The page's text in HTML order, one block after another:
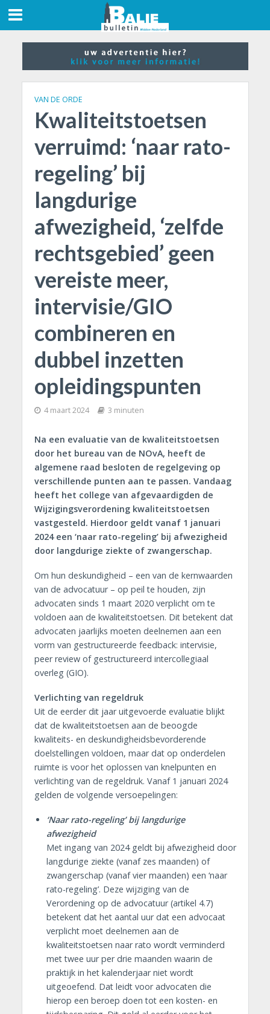
VAN DE ORDE
Kwaliteitstoetsen
verruimd: ‘naar rato-
regeling’ bij
langdurige
afwezigheid, ‘zelfde
rechtsgebied’ geen
vereiste meer,
intervisie/GIO
combineren en
dubbel inzetten
opleidingspunten
4 maart 2024 3 minuten
Na een evaluatie van de kwaliteitstoetsen
door het bureau van de NOvA, heeft de
algemene raad besloten de regelgeving op
verschillende punten aan te passen. Vandaag
heeft het college van afgevaardigden de
Wijzigingsverordening kwaliteitstoetsen
vastgesteld. Hierdoor geldt vanaf 1 januari
2024 een ‘naar rato-regeling’ bij afwezigheid
door langdurige ziekte of zwangerschap.
Om hun deskundigheid – een van de kernwaarden
van de advocatuur – op peil te houden, zijn
advocaten sinds 1 maart 2020 verplicht om te
voldoen aan de kwaliteitstoetsen. Dit betekent dat
advocaten jaarlijks moeten deelnemen aan een
vorm van gestructureerde feedback: intervisie,
peer review of gestructureerd intercollegiaal
overleg (GIO).
Verlichting van regeldruk
Uit de eerder dit jaar uitgevoerde evaluatie blijkt
dat de kwaliteitstoetsen aan de beoogde
kwaliteits- en deskundigheidsbevorderende
doelstellingen voldoen, maar dat op onderdelen
ruimte is voor het oplossen van knelpunten en
verlichting van de regeldruk. Vanaf 1 januari 2024
gelden de volgende versoepelingen:
‘Naar rato-regeling’ bij langdurige
afwezigheid
Met ingang van 2024 geldt bij afwezigheid door
langdurige ziekte (vanaf zes maanden) of
zwangerschap (vanaf vier maanden) een ‘naar
rato-regeling’. Deze wijziging van de
Verordening op de advocatuur (artikel 4.7)
betekent dat het aantal uur dat een advocaat
verplicht moet deelnemen aan de
kwaliteitstoetsen naar rato wordt verminderd
met twee uur per drie maanden waarin de
praktijk in het kalenderjaar niet wordt
uitgeoefend. Dat leidt voor advocaten die
hierop een beroep doen tot een kosten- en